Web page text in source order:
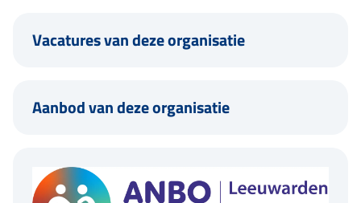
Vacatures van deze organisatie
Aanbod van deze organisatie